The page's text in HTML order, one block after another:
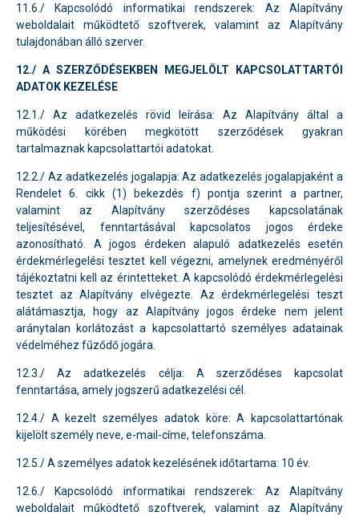
11.6./ Kapcsolódó informatikai rendszerek: Az Alapítvány
weboldalait működtető szoftverek, valamint az Alapítvány
tulajdonában álló szerver.
12./ A SZERZŐDÉSEKBEN MEGJELÖLT KAPCSOLATTARTÓI
ADATOK KEZELÉSE
12.1./ Az adatkezelés rövid leírása: Az Alapítvány által a
működési körében megkötött szerződések gyakran
tartalmaznak kapcsolattartói adatokat.
12.2./ Az adatkezelés jogalapja: Az adatkezelés jogalapjaként a
Rendelet 6. cikk (1) bekezdés f) pontja szerint a partner,
valamint az Alapítvány szerződéses kapcsolatának
teljesítésével, fenntartásával kapcsolatos jogos érdeke
azonosítható. A jogos érdeken alapuló adatkezelés esetén
érdekmérlegelési tesztet kell végezni, amelynek eredményéről
tájékoztatni kell az érintetteket. A kapcsolódó érdekmérlegelési
tesztet az Alapítvány elvégezte. Az érdekmérlegelési teszt
alátámasztja, hogy az Alapítvány jogos érdeke nem jelent
aránytalan korlátozást a kapcsolattartó személyes adatainak
védelméhez fűződő jogára.
12.3./ Az adatkezelés célja: A szerződéses kapcsolat
fenntartása, amely jogszerű adatkezelési cél.
12.4./ A kezelt személyes adatok köre: A kapcsolattartónak
kijelölt személy neve, e-mail-címe, telefonszáma.
12.5./ A személyes adatok kezelésének időtartama: 10 év.
12.6./ Kapcsolódó informatikai rendszerek: Az Alapítvány
weboldalait működtető szoftverek, valamint az Alapítvány